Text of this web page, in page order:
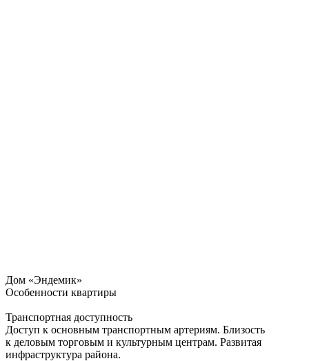
Дом «Эндемик»
Особенности квартиры
Транспортная доступность
Доступ к основным транспортным артериям. Близость
к деловым торговым и культурным центрам. Развитая
инфраструктура района.